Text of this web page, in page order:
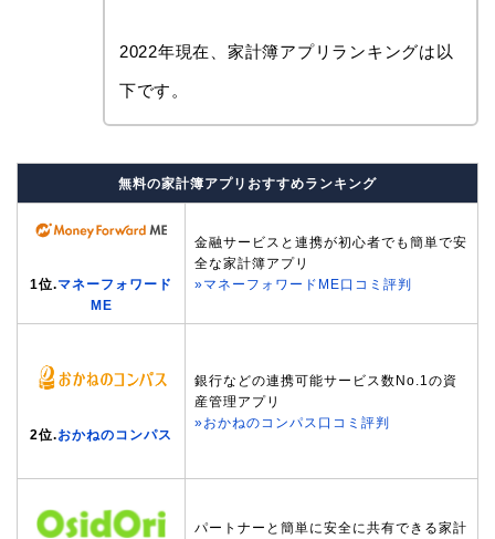
2022年現在、家計簿アプリランキングは以
下です。
無料の家計簿アプリおすすめランキング
1位.マネーフォワード
ME
金融サービスと連携が初心者でも簡単で安
全な家計簿アプリ
»マネーフォワードME口コミ評判
2位.おかねのコンパス
銀行などの連携可能サービス数No.1の資
産管理アプリ
»おかねのコンパス口コミ評判
パートナーと簡単に安全に共有できる家計